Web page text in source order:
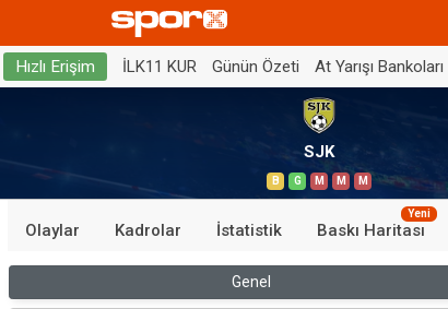
Hızlı Erişim İLK11 KUR Günün Özeti At Yarışı Bankoları
SJK
B G M M M
Olaylar Kadrolar İstatistik Baskı Haritası
Yeni
Genel